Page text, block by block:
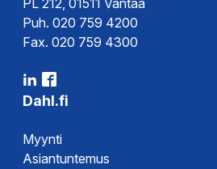
PL 212, 01511 Vantaa
Puh. 020 759 4200
Fax. 020 759 4300
Dahl.fi
Myynti
Asiantuntemus